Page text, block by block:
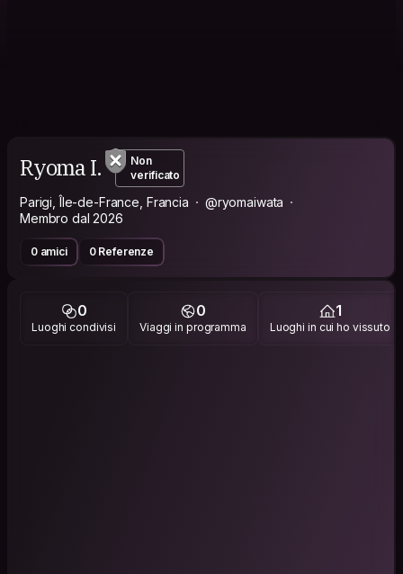
Ryoma I.
Non
verificato
Parigi, Île-de-France, Francia
@ryomaiwata
Membro dal 2026
0 amici 0 Referenze
0
Luoghi condivisi
0
Viaggi in programma
1
Luoghi in cui ho vissuto